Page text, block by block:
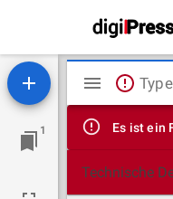
1
Mirador
Viewer
Es ist ein
Technische